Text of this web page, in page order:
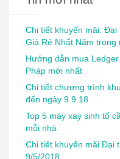
Chi tiết khuyến mãi: Đại
Giá Rẻ Nhất Năm trong
Hướng dẫn mua
Pháp mới nhất
Chi tiết chương trình
đến ngày 9.9.18
Top 5 máy xay sinh tố
mỗi nhà
Chi tiết khuyến mãi Đại
9/5/2018